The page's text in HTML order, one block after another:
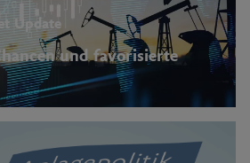
Update
und favorisierte